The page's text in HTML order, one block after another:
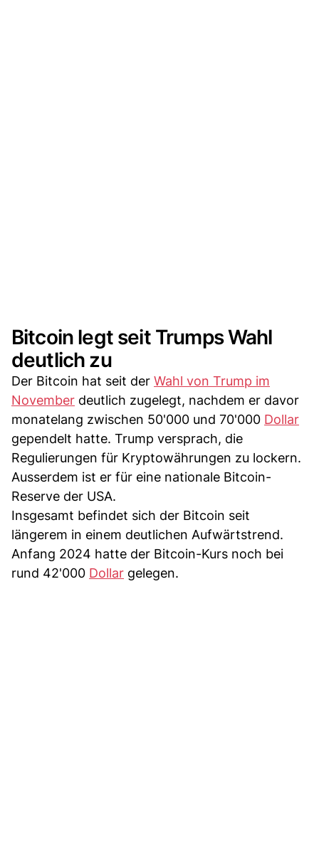
Bitcoin legt seit Trumps Wahl
deutlich zu
Der Bitcoin hat seit der Wahl von Trump im
November deutlich zugelegt, nachdem er davor
monatelang zwischen 50'000 und 70'000 Dollar
gependelt hatte. Trump versprach, die
Regulierungen für Kryptowährungen zu lockern.
Ausserdem ist er für eine nationale Bitcoin-
Reserve der USA.
Insgesamt befindet sich der Bitcoin seit
längerem in einem deutlichen Aufwärtstrend.
Anfang 2024 hatte der Bitcoin-Kurs noch bei
rund 42'000 Dollar gelegen.